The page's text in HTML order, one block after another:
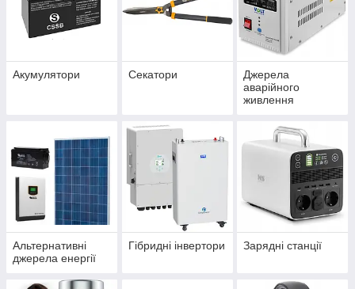
Акумулятори Секатори
Джерела
аварійного
живлення
Альтернативні
джерела енергії
Гібридні інвертори Зарядні станції